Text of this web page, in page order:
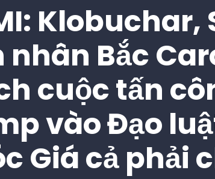
Klobuchar,
nhân Bắc
cuộc tấn
vào Đạo
Giá cả phải